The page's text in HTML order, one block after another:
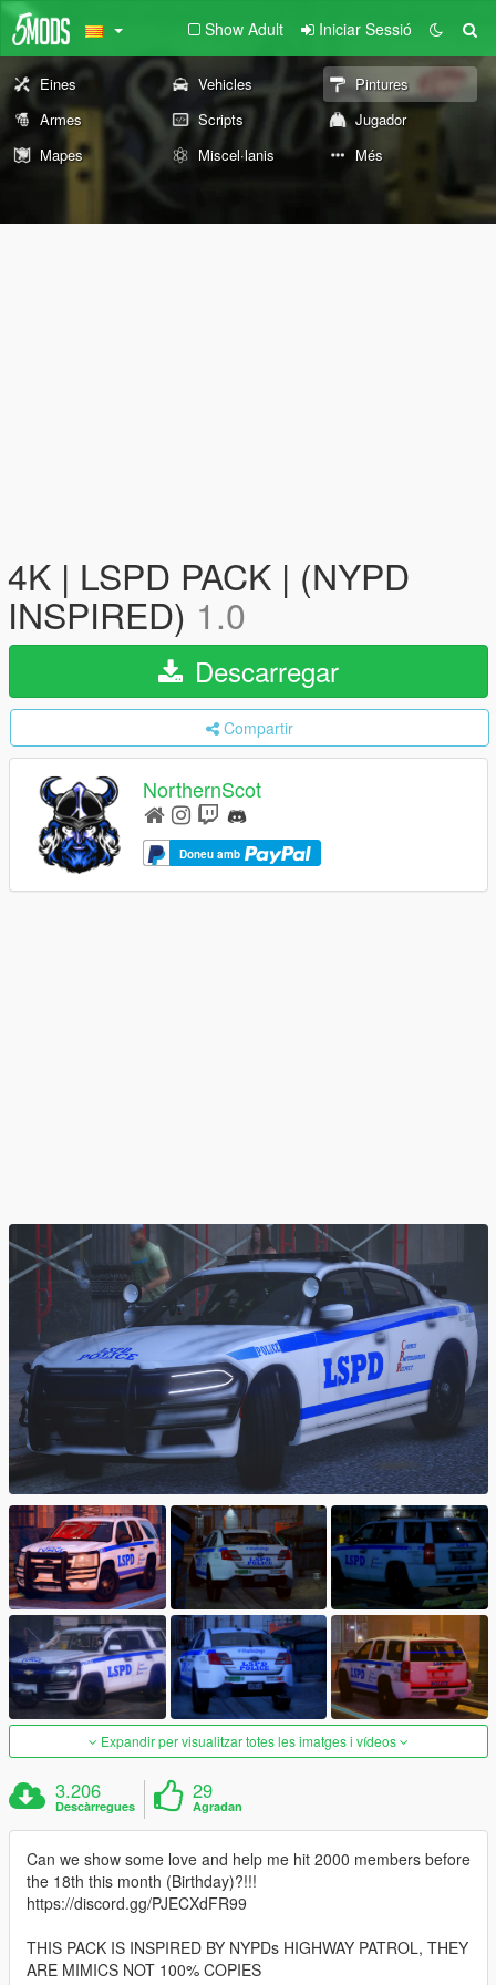
Show Adult Iniciar Sessió
Eines Vehicles
Pintures
Armes
Scripts
Jugador
Mapes
Miscel·lanis Més
4K | LSPD PACK | (NYPD
INSPIRED) 1.0
Descarregar
Compartir
NorthernScot
Doneu amb
Expandir per visualitzar totes les imatges i vídeos
3.206
Descàrregues
29
Agradan
Can we show some love and help me hit 2000 members before
the 18th this month (Birthday)?!!!
https://discord.gg/PJECXdFR99
THIS PACK IS INSPIRED BY NYPDs HIGHWAY PATROL, THEY
ARE MIMICS NOT 100% COPIES